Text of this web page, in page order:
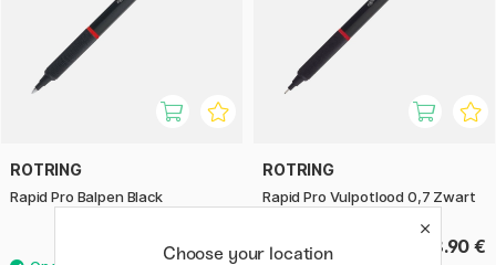
ROTRING
Rapid Pro Balpen Black
68.90 €
ROTRING
Rapid Pro Vulpotlood 0,7 Zwart
68.90 €
Choose your location